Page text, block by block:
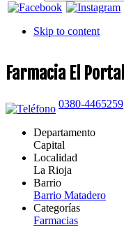
Skip to content
Farmacia El Portal
0380-4465259
Departamento
Capital
Localidad
La Rioja
Barrio
Barrio Matadero
Categorías
Farmacias